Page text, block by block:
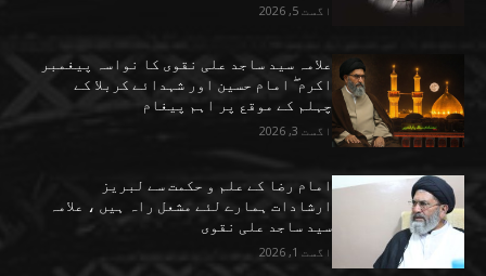
اگست 5, 2026
علامہ سید ساجد علی نقوی کا نواسہ پیغمبر
اکرم ۖ امام حسین اور شہدائے کربلا کے
چہلم کے موقع پر اہم پیغام
اگست 3, 2026
امام رضا کے علم و حکمت سے لبریز
ارشادات ہمارے لئے مشعل راہ ہیں ، علامہ
سید ساجد علی نقوی
اگست 1, 2026